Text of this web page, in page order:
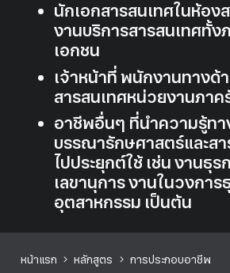
นักเอกสารสนเทศในห้อง
งานบริการสารสนเทศทั้ง
เอกชน
เจ้าหน้าที่ พนักงานทางด้
สารสนเทศหน่วยงานภาค
อาชีพอื่นๆ ที่นำความรู้ทา
บรรณารักษศาสตร์และส
ไปประยุกต์ใช้ เช่น งานธุร
เลขานุการ งานในวงการ
อุตสาหกรรม เป็นต้น
หน้าแรก หลักสูตร การประกอบอาชีพ